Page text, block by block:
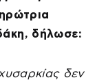
δήλωσε:
δεν